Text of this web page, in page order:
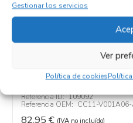
Gestionar los servicios
Ver
Política de cookies
Productos
REFUERZO
CC11-V001A06-AB
Recambios FORDTRANSIT
Referencia ID: 109092
Referencia OEM: CC11-
82,95 € (IVA no incluído)